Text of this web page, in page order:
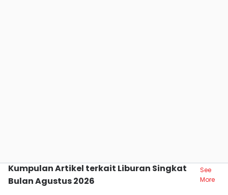
Kumpulan Artikel terkait Liburan Singkat
Bulan Agustus 2026
See
More